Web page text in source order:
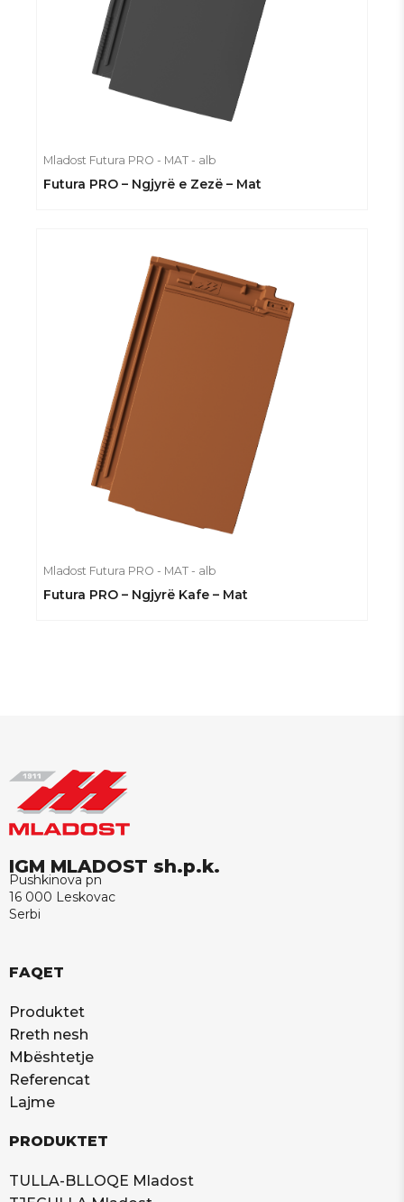
Mladost Futura PRO - MAT - alb
Futura PRO – Ngjyrë e Zezë – Mat
Mladost Futura PRO - MAT - alb
Futura PRO – Ngjyrë Kafe – Mat
IGM MLADOST sh.p.k.
Pushkinova pn
16 000 Leskovac
Serbi
FAQET
Produktet
Rreth nesh
Mbështetje
Referencat
Lajme
PRODUKTET
TULLA-BLLOQE Mladost